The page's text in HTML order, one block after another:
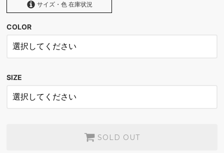
サイズ・色 在庫状況
COLOR
SIZE
SOLD OUT